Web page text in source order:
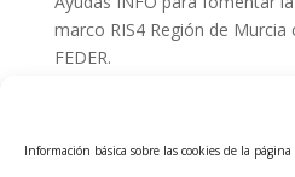
Información básica sobre las cookies de la
marco RIS4 Región de
FEDER.
Tecnológicos 2ª ed.